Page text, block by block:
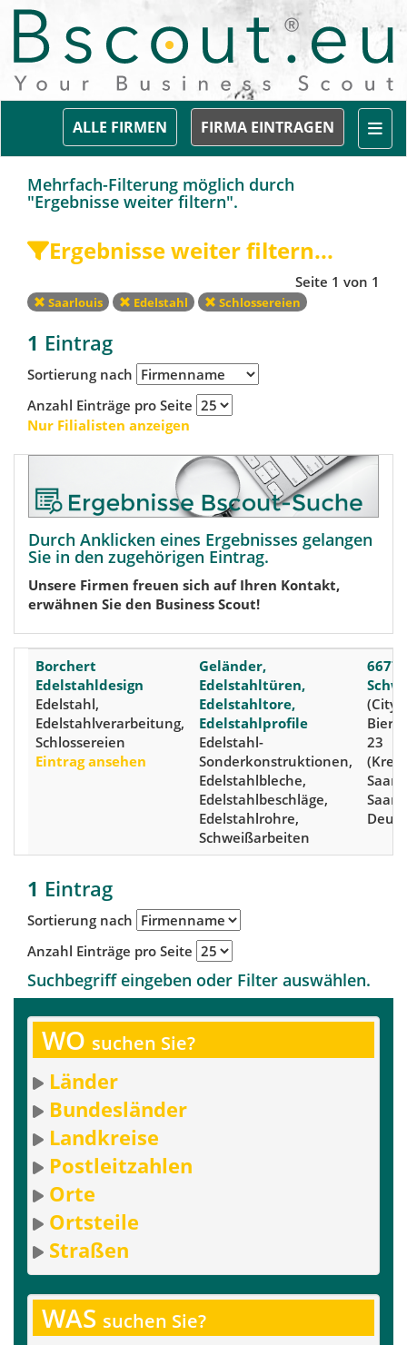
FIRMA EINTRAGEN
ALLE FIRMEN
Mehrfach-Filterung möglich durch
"Ergebnisse weiter filtern".
Ergebnisse weiter filtern...
Seite 1 von 1
Saarlouis Edelstahl Schlossereien
1 Eintrag
Sortierung nach
Anzahl Einträge pro Seite
Nur Filialisten anzeigen
Durch Anklicken eines Ergebnisses gelangen
Sie in den zugehörigen Eintrag.
Unsere Firmen freuen sich auf Ihren Kontakt,
erwähnen Sie den Business Scout!
Borchert
Edelstahldesign
Edelstahl,
Edelstahlverarbeitung,
Schlossereien
Eintrag ansehen
Geländer,
Edelstahltüren,
Edelstahltore,
Edelstahlprofile
Edelstahl-
Sonderkonstruktionen,
Edelstahlbleche,
Edelstahlbeschläge,
Edelstahlrohre,
Schweißarbeiten
66773
(City),
23
(Kreis:
1 Eintrag
Sortierung nach
Anzahl Einträge pro Seite
Suchbegriff eingeben oder Filter auswählen.
WO suchen Sie?
Länder
Bundesländer
Landkreise
Postleitzahlen
Orte
Ortsteile
Straßen
WAS suchen Sie?